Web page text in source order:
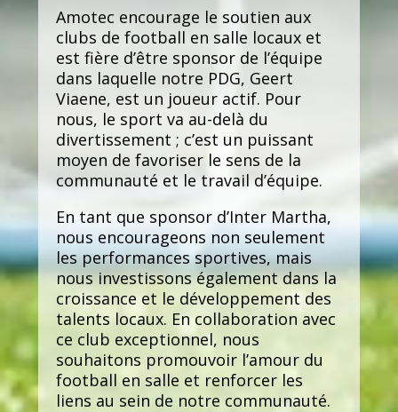
Amotec encourage le soutien aux
clubs de football en salle locaux et
est fière d’être sponsor de l’équipe
dans laquelle notre PDG, Geert
Viaene, est un joueur actif. Pour
nous, le sport va au-delà du
divertissement ; c’est un puissant
moyen de favoriser le sens de la
communauté et le travail d’équipe.
En tant que sponsor d’Inter Martha,
nous encourageons non seulement
les performances sportives, mais
nous investissons également dans la
croissance et le développement des
talents locaux. En collaboration avec
ce club exceptionnel, nous
souhaitons promouvoir l’amour du
football en salle et renforcer les
liens au sein de notre communauté.